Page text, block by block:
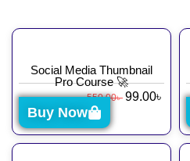
Social Media Thumbnail
Pro Course 🚀
550.00৳ 99.00৳
Buy Now